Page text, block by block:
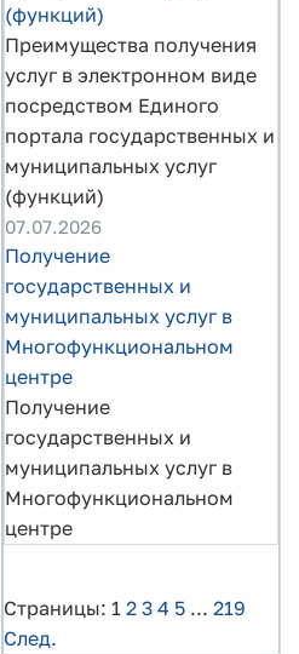
(функций)
Преимущества получения
услуг в электронном виде
посредством Единого
портала государственных и
муниципальных услуг
(функций)
07.07.2026
Получение
государственных и
муниципальных услуг в
Многофункциональном
центре
Получение
государственных и
муниципальных услуг в
Многофункциональном
центре
Страницы: 1 2 3 4 5 ... 219
След.